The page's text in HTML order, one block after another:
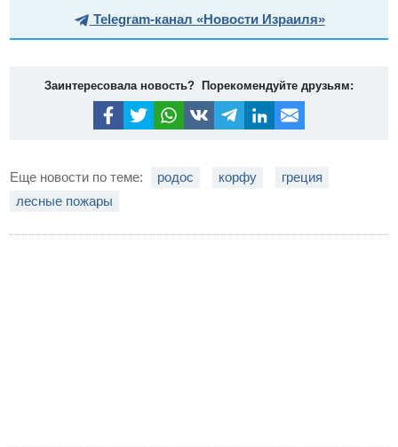
Telegram-канал «Новости Израиля»
Заинтересовала новость? Порекомендуйте друзьям:
Еще новости по теме: родос корфу
греция
лесные пожары